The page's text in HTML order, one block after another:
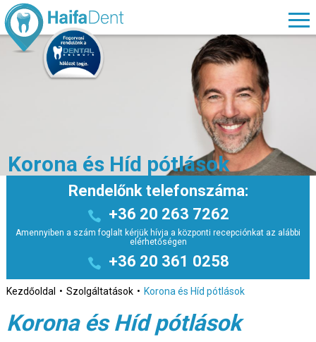
Korona és Híd pótlások
Rendelőnk telefonszáma:
+36 20 263 7262
Amennyiben a szám foglalt kérjük hívja a központi recepciónkat az alábbi
elérhetőségen
+36 20 361 0258
Kezdőoldal Szolgáltatások Korona és Híd pótlások
Korona és Híd pótlások